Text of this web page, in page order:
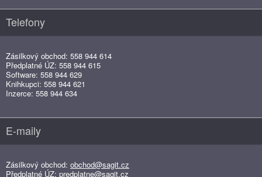
Telefony
Zásilkový obchod: 558 944 614
Předplatné ÚZ: 558 944 615
Software: 558 944 629
Knihkupci: 558 944 621
Inzerce: 558 944 634
E-maily
Zásilkový obchod: obchod@sagit.cz
Předplatné ÚZ: predplatne@sagit.cz